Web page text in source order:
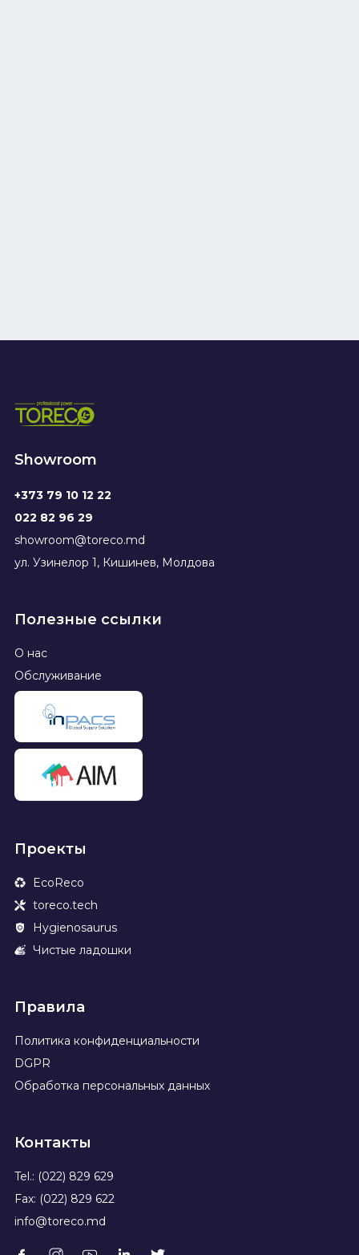
Showroom
+373 79 10 12 22
022 82 96 29
showroom@toreco.md
ул. Узинелор 1, Кишинев, Молдова
Полезные ссылки
О нас
Обслуживание
Проекты
EcoReco
toreco.tech
Hygienosaurus
Чистые ладошки
Правила
Политика конфиденциальности
DGPR
Обработка персональных данных
Контакты
Tel.: (022) 829 629
Fax: (022) 829 622
info@toreco.md